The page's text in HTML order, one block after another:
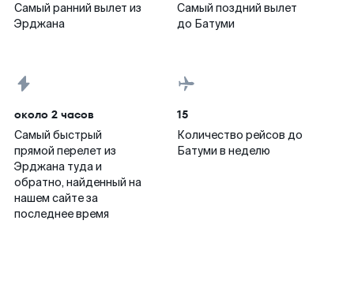
Самый ранний вылет из
Эрджана
Самый поздний вылет
до Батуми
около 2 часов
Самый быстрый
прямой перелет из
Эрджана туда и
обратно, найденный на
нашем сайте за
последнее время
15
Количество рейсов до
Батуми в неделю